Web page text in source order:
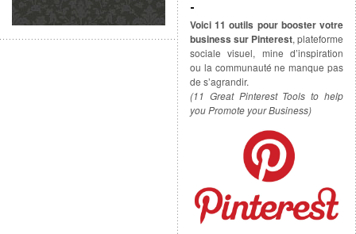
Voici 11 outils pour booster votre
business sur Pinterest, plateforme
sociale visuel, mine d’inspiration
ou la communauté ne manque pas
de s’agrandir.
(11 Great Pinterest Tools to help
you Promote your Business)